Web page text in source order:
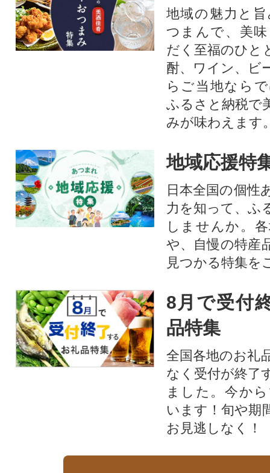
地域の魅力と
つまんで、美
だく至福のひと
酎、ワイン、ビ
らご当地なら
ふるさと納税で
みが味わえます
地域応援特
日本全国の個性
力を知って、ふ
しませんか。
や、自慢の特産
見つかる特集を
8月で受付
品特集
全国各地のお礼
なく受付が終了
ました。今か
います！旬や期
お見逃しなく！